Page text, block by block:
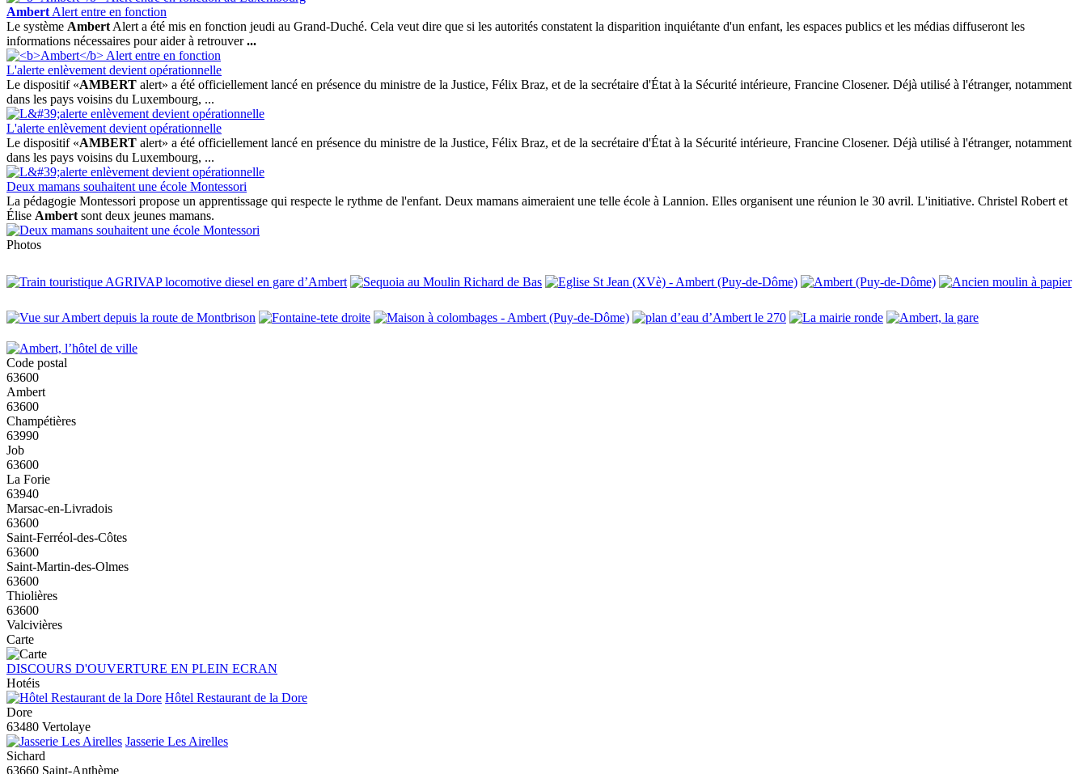
Ambert Alert entre en fonction
Le système Ambert Alert a été mis en fonction jeudi au Grand-Duché. Cela veut dire que si les autorités constatent la disparition inquiétante d'un enfant, les espaces publics et les médias diffuseront les
informations nécessaires pour aider à retrouver...
L'alerte enlèvement devient opérationnelle
Le dispositif «AMBERT alert» a été officiellement lancé en présence du ministre de la Justice, Félix Braz, et de la secrétaire d'État à la Sécurité intérieure, Francine Closener. Déjà utilisé à l'étranger, notamment
dans les pays voisins du Luxembourg, ...
L'alerte enlèvement devient opérationnelle
Le dispositif «AMBERT alert» a été officiellement lancé en présence du ministre de la Justice, Félix Braz, et de la secrétaire d'État à la Sécurité intérieure, Francine Closener. Déjà utilisé à l'étranger, notamment
dans les pays voisins du Luxembourg, ...
Deux mamans souhaitent une école Montessori
La pédagogie Montessori propose un apprentissage qui respecte le rythme de l'enfant. Deux mamans aimeraient une telle école à Lannion. Elles organisent une réunion le 30 avril. L'initiative. Christel Robert et
Élise Ambert sont deux jeunes mamans.
Photos
Code postal
63600
Ambert
63600
Champétières
63990
Job
63600
La Forie
63940
Marsac-en-Livradois
63600
Saint-Ferréol-des-Côtes
63600
Saint-Martin-des-Olmes
63600
Thiolières
63600
Valcivières
Carte
DISCOURS D'OUVERTURE EN PLEIN ECRAN
Hotéis
Hôtel Restaurant de la Dore
Dore
63480 Vertolaye
Jasserie Les Airelles
Sichard
63660 Saint-Anthème